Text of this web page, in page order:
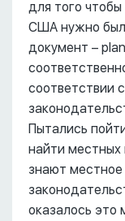
для того
США нужно
документ –
соответствии
Пытались
найти местных
знают местное
оказалось это